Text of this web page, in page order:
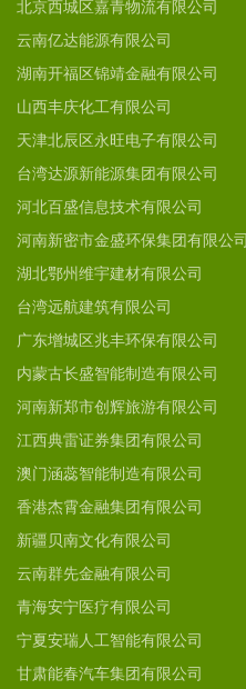
北京西城区嘉青物流有限公司
云南亿达能源有限公司
湖南开福区锦靖金融有限公司
山西丰庆化工有限公司
天津北辰区永旺电子有限公司
台湾达源新能源集团有限公司
河北百盛信息技术有限公司
河南新密市金盛环保集团有限公司
湖北鄂州维宇建材有限公司
台湾远航建筑有限公司
广东增城区兆丰环保有限公司
内蒙古长盛智能制造有限公司
河南新郑市创辉旅游有限公司
江西典雷证券集团有限公司
澳门涵蕊智能制造有限公司
香港杰霄金融集团有限公司
新疆贝南文化有限公司
云南群先金融有限公司
青海安宁医疗有限公司
宁夏安瑞人工智能有限公司
甘肃能春汽车集团有限公司